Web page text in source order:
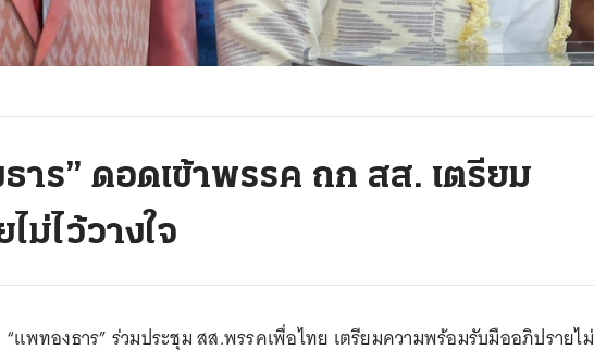
าร” ดอดเข้าพรรค ถก สส. เตรียม
ม่ไว้วางใจ
“แพทองธาร” ร่วมประชุม สส.พรรคเพื่อไทย เตรียมความพร้อมรับมืออภิปรายไม่